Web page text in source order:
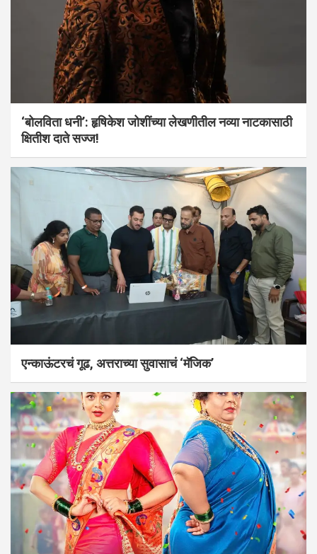
‘बोलविता धनी’: हृषिकेश जोशींच्या लेखणीतील नव्या नाटकासाठी
क्षितीश दाते सज्ज!
एन्काऊंटरचं गूढ, अत्तराच्या सुवासाचं ‘मॅजिक’